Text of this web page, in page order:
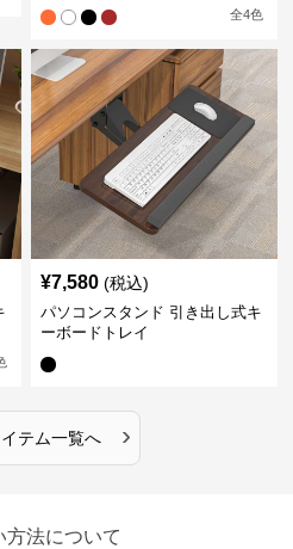
全4色
¥7,580 (税込)
パソコンスタンド 引き出し式キ
ーボードトレイ
テム一覧へ ›
方法について